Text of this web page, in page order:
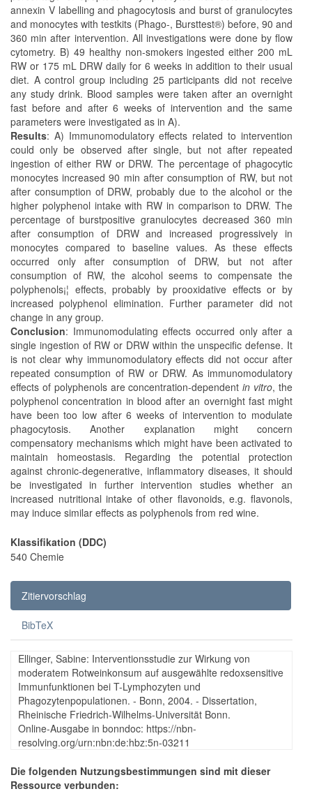
annexin V labelling and phagocytosis and burst of granulocytes
and monocytes with testkits (Phago-, Bursttest®) before, 90 and
360 min after intervention. All investigations were done by flow
cytometry. B) 49 healthy non-smokers ingested either 200 mL
RW or 175 mL DRW daily for 6 weeks in addition to their usual
diet. A control group including 25 participants did not receive
any study drink. Blood samples were taken after an overnight
fast before and after 6 weeks of intervention and the same
parameters were investigated as in A).
Results: A) Immunomodulatory effects related to intervention
could only be observed after single, but not after repeated
ingestion of either RW or DRW. The percentage of phagocytic
monocytes increased 90 min after consumption of RW, but not
after consumption of DRW, probably due to the alcohol or the
higher polyphenol intake with RW in comparison to DRW. The
percentage of burstpositive granulocytes decreased 360 min
after consumption of DRW and increased progressively in
monocytes compared to baseline values. As these effects
occurred only after consumption of DRW, but not after
consumption of RW, the alcohol seems to compensate the
polyphenols¡¦ effects, probably by prooxidative effects or by
increased polyphenol elimination. Further parameter did not
change in any group.
Conclusion: Immunomodulating effects occurred only after a
single ingestion of RW or DRW within the unspecific defense. It
is not clear why immunomodulatory effects did not occur after
repeated consumption of RW or DRW. As immunomodulatory
effects of polyphenols are concentration-dependentin vitro, the
polyphenol concentration in blood after an overnight fast might
have been too low after 6 weeks of intervention to modulate
phagocytosis. Another explanation might concern
compensatory mechanisms which might have been activated to
maintain homeostasis. Regarding the potential protection
against chronic-degenerative, inflammatory diseases, it should
be investigated in further intervention studies whether an
increased nutritional intake of other flavonoids, e.g. flavonols,
may induce similar effects as polyphenols from red wine.
Klassifikation (DDC)
540 Chemie
Zitiervorschlag
BibTeX
Ellinger, Sabine: Interventionsstudie zur Wirkung von
moderatem Rotweinkonsum auf ausgewählte redoxsensitive
Immunfunktionen bei T-Lymphozyten und
Phagozytenpopulationen. - Bonn, 2004. - Dissertation,
Rheinische Friedrich-Wilhelms-Universität Bonn.
Online-Ausgabe in bonndoc: https://nbn-
resolving.org/urn:nbn:de:hbz:5n-03211
Die folgenden Nutzungsbestimmungen sind mit dieser
Ressource verbunden: